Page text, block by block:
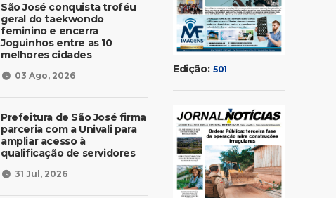
São José conquista troféu
geral do taekwondo
feminino e encerra
Joguinhos entre as 10
melhores cidades
03 Ago, 2026
Prefeitura de São José firma
parceria com a Univali para
ampliar acesso à
qualificação de servidores
31 Jul, 2026
Edição: 501